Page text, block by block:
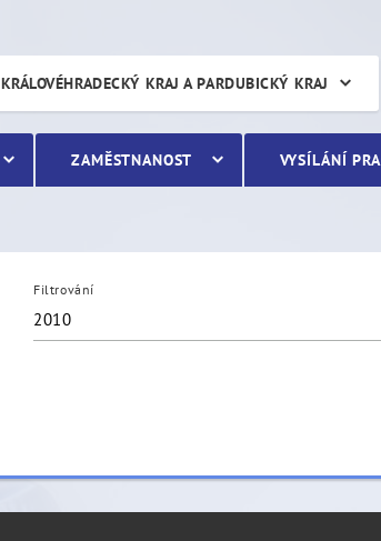
KRÁLOVÉHRADECKÝ KRAJ A PARDUBICKÝ KRAJ
ZAMĚSTNANOST VYSÍLÁNÍ
Filtrování
2010